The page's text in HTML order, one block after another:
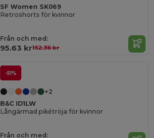
SF Women SK069
Retroshorts för kvinnor
Från och med:
95.63 kr152.36 kr
-51%
+2
B&C ID1LW
Långärmad pikétröja för kvinnor
Från och med: